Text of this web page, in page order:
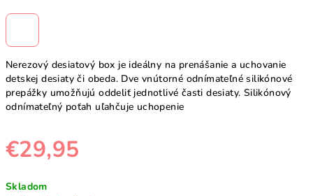
Nerezový desiatový box je ideálny na prenášanie a uchovanie
detskej desiaty či obeda. Dve vnútorné odnímateľné silikónové
prepážky umožňujú oddeliť jednotlivé časti desiaty. Silikónový
odnímateľný poťah uľahčuje uchopenie
€29,95
cena:
Skladom